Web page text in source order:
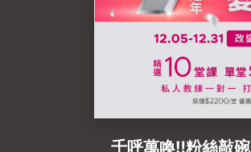
千呼萬喚‼️粉絲敲